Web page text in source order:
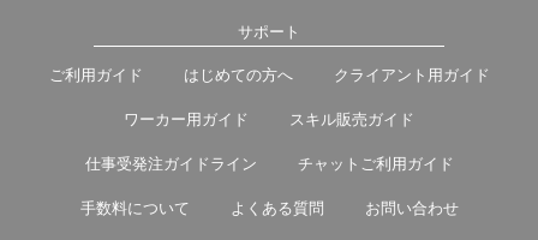
サポート
ご利用ガイド はじめての方へ クライアント用ガイド
ワーカー用ガイド スキル販売ガイド
仕事受発注ガイドライン チャットご利用ガイド
手数料について よくある質問 お問い合わせ